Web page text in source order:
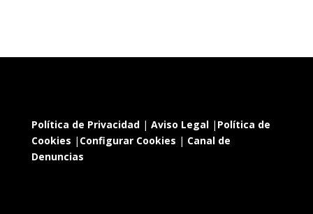
Política de Privacidad| Aviso Legal| Política de
Cookies | Configurar Cookies | Canal de
Denuncias